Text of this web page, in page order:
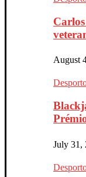
August
July 31,